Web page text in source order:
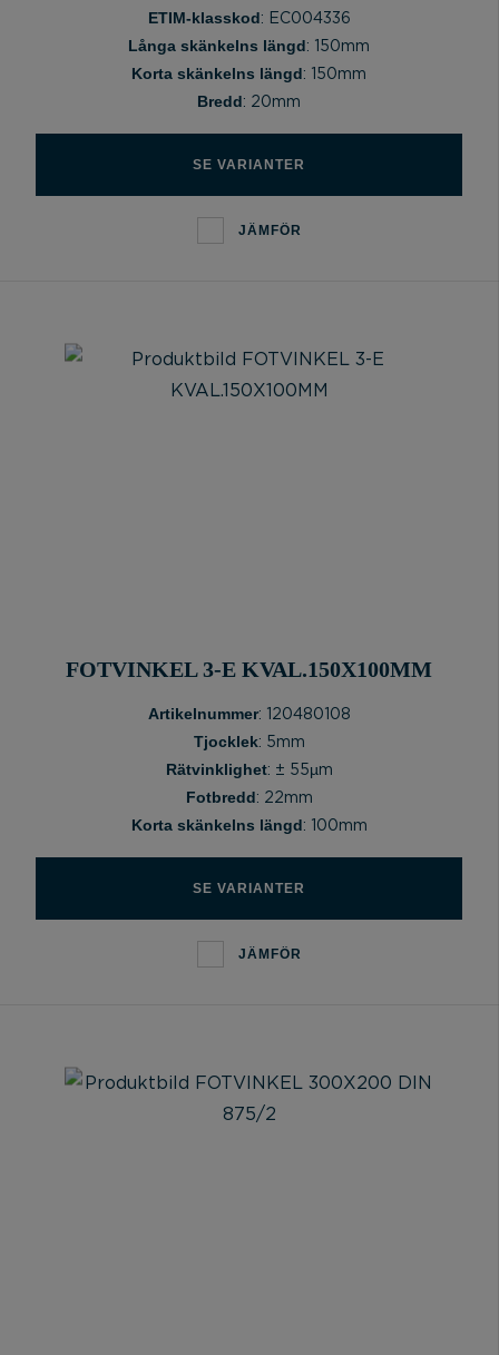
ETIM-klasskod: EC004336
Långa skänkelns längd: 150mm
Korta skänkelns längd: 150mm
Bredd: 20mm
SE VARIANTER
JÄMFÖR
FOTVINKEL 3-E KVAL.150X100MM
Artikelnummer: 120480108
Tjocklek: 5mm
Rätvinklighet: ± 55µm
Fotbredd: 22mm
Korta skänkelns längd: 100mm
SE VARIANTER
JÄMFÖR